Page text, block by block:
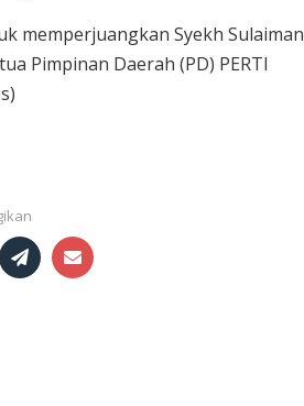
memperjuangkan Syekh Sulaiman
Pimpinan Daerah (PD) PERTI